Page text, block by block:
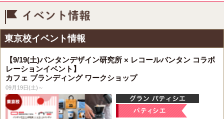
東京校イベント情報
【9/19(土)バンタンデザイン研究所 × レコールバンタン コラボ
レーションイベント】
カフェ ブランディング ワークショップ
09月19日(土)～